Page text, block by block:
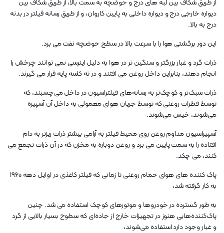
از طریق شکاف بین لبه های درج و حوضچه به سمت بالا، از طریق شکاف بین
دیواره خارجی درج و دیواره داخلی به پایین کاروان، و از طریق رسانه فیلتر در بدنه
درج به بالا.
این دور برگشتی هوا را با سرعت بالا در سطح حوضچه نفت می برد.
ذرات گرد و غبار بزرگتر و سنگین تر در هوا به دلیل اینرسی نمی توانند چرخش را
انجام دهند، بنابراین داخل روغن می افتند و در ته کاسه پایه قرار می گیرند.
ذرات سبک‌تر و کوچک‌تر به رسانه‌های فیلتراسیون در داخل می‌چسبند، که
توسط قطرات روغنی که توسط جریان هوای معمولی به داخل آن آسپیره
می‌شوند، خیس می‌شوند.
آسپیراسیون مداوم روغن روی محیط فیلتر به آرامی بیشتر ذرات ریزتر به دام
افتاده را به سمت پایین می برد و روغن دوباره به مخزن که در آن ذرات تجمع می
کنند، می چکد.
پاک کننده های هوای حمام روغنی تا زمانی که فیلتر کاغذی در اوایل دهه 1960
به کار گرفته شد،
به طور گسترده در خودروها و موتورهای کوچک استفاده می شد. چنین
پاک‌کننده‌هایی هنوز در تجهیزات خارج از جاده‌ای که سطوح بسیار بالایی از گرد
و غبار وجود دارد استفاده می‌شوند،